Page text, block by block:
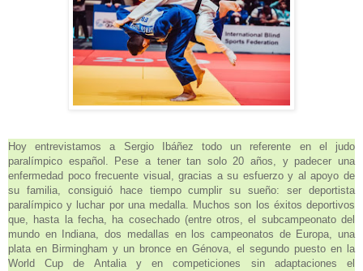
Hoy entrevistamos a Sergio Ibáñez todo un referente en el judo
paralímpico español. Pese a tener tan solo 20 años, y padecer una
enfermedad poco frecuente visual, gracias a su esfuerzo y al apoyo de
su familia, consiguió hace tiempo cumplir su sueño: ser deportista
paralímpico y luchar por una medalla. Muchos son los éxitos deportivos
que, hasta la fecha, ha cosechado (entre otros, el subcampeonato del
mundo en Indiana, dos medallas en los campeonatos de Europa, una
plata en Birmingham y un bronce en Génova, el segundo puesto en la
World Cup de Antalia y en competiciones sin adaptaciones el